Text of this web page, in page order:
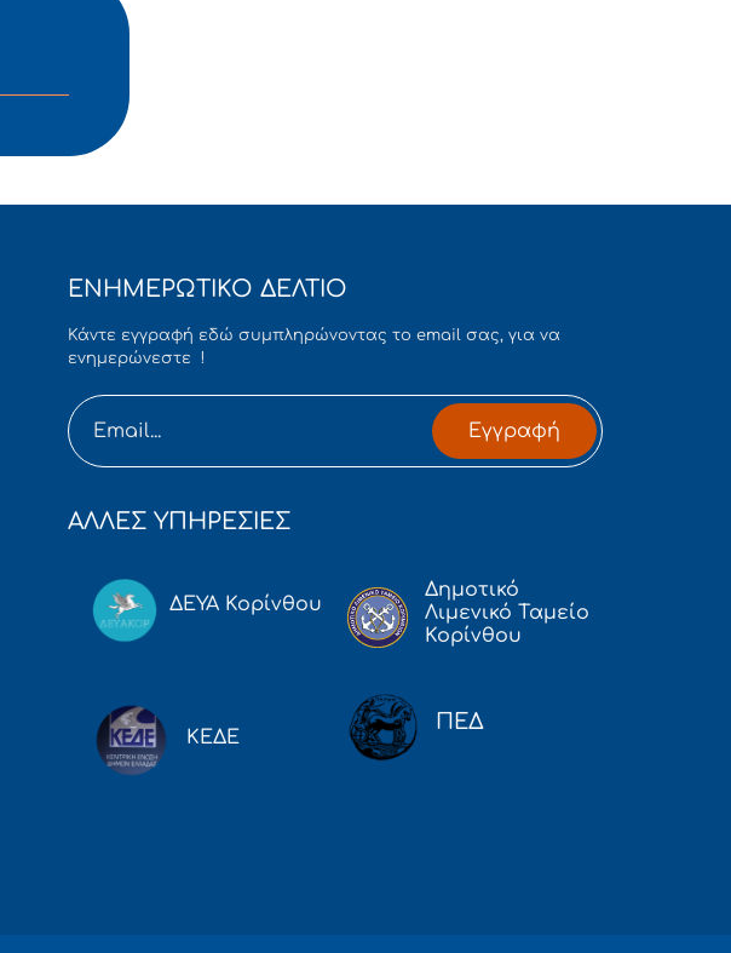
ΕΝΗΜΕΡΩΤΙΚΟ ΔΕΛΤΙΟ
Κάντε εγγραφή εδώ συμπληρώνοντας το email σας, για να
ενημερώνεστε !
Εγγραφή
ΑΛΛΕΣ ΥΠΗΡΕΣΙΕΣ
ΔΕΥΑ Κορίνθου
Δημοτικό
Λιμενικό Ταμείο
Κορίνθου
ΚΕΔΕ
ΠΕΔ